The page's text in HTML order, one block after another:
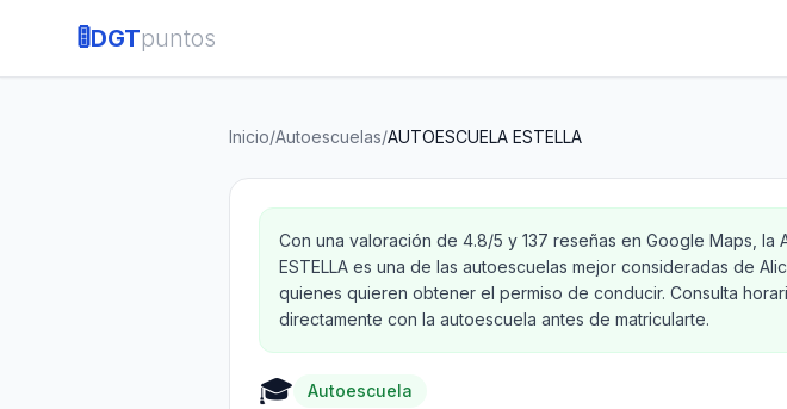
🚦DGTpuntos
Inicio/Autoescuelas/AUTOESCUELA ESTELLA
Con una valoración de 4.8/5 y 137 reseñas en Google Maps, la
ESTELLA es una de las autoescuelas mejor consideradas de
quienes quieren obtener el permiso de conducir. Consulta
directamente con la autoescuela antes de matricularte.
🎓 Autoescuela